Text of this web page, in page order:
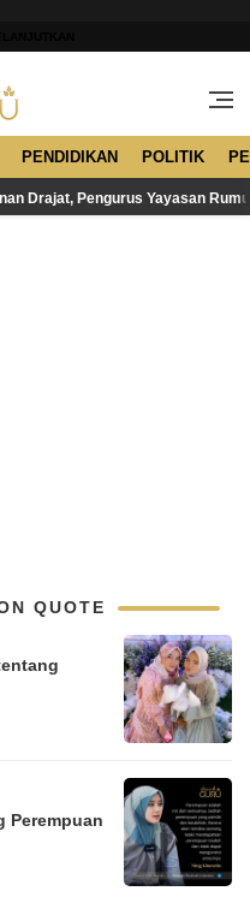
PENDIDIKAN POLITIK
Drajat, Pengurus Yayasan
QUOTE
Perempuan